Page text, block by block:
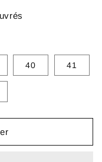
40 41